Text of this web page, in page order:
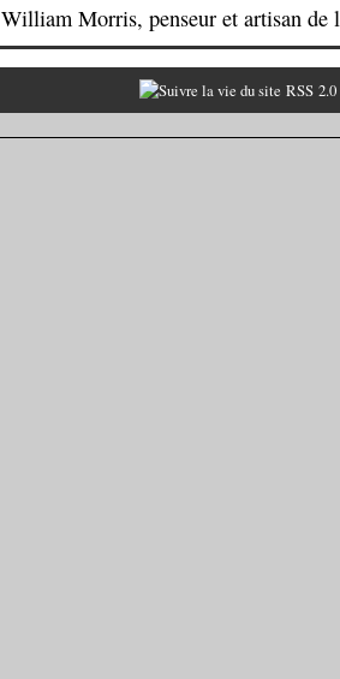
William Morris, penseur et artisan de
RSS 2.0